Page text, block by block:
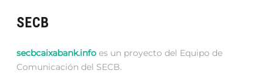
SECB
secbcaixabank.info es un proyecto del Equipo de
Comunicación del SECB.